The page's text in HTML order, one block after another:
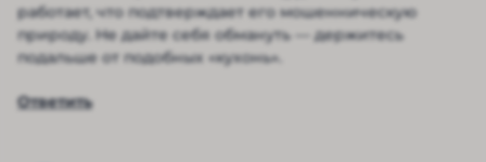
работает, что подтверждает его мошенническую
природу. Не дайте себя обмануть — держитесь
подальше от подобных «кухонь».
Ответить